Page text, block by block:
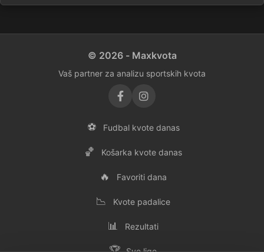
© 2026 - Maxkvota
Vaš partner za analizu sportskih kvota
⚽ Fudbal kvote danas
🏀 Košarka kvote danas
🔥 Favoriti dana
📉 Kvote padalice
📊 Rezultati